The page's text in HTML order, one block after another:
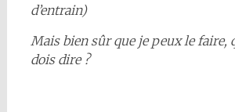
d’entrain)
Mais bien sûr que je peux le faire,
dois dire ?